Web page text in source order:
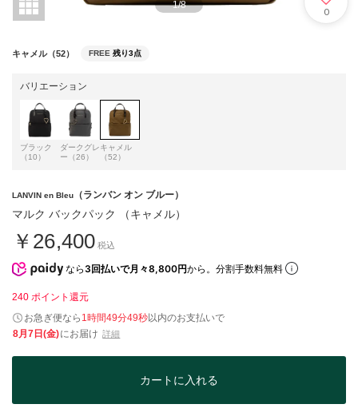
1/8
0
キャメル（52） FREE 残り3点
バリエーション
ブラック
（10）
ダークグレ
ー（26）
キャメル
（52）
LANVIN en Bleu （ランバン オン ブルー）
マルク バックパック （キャメル）
￥26,400 税込
なら 3回払いで月々8,800円から。分割手数料無料
240 ポイント還元
お急ぎ便なら 1時間49分48秒以内のお支払いで
8月7日(金)にお届け 詳細
カートに入れる